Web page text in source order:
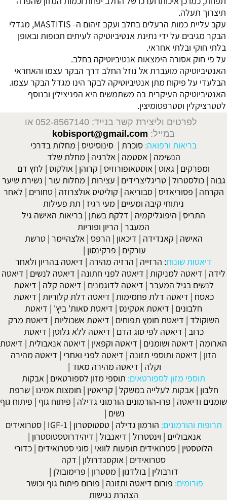
תיצרוך תעלה.
עקב עליית כמות הרעלים בחלב ועקב זיהום ה- MASTITIS, מגדלי
הבקר מגיבים על ידי נתינת אנטיביוטיקה לעיתים תכופות ובאופן
בלתי חוקי ובלתי אחראי.
על פי חוק אסורה הימצאות אנטיביוטיקה בחלב.
האנטיביוטיקה מועברת אל נוזל החלב דרך הבקר עצמו והאחראי
הבלעדי על פיקוח מתן אנטיביוטיקה לבקר הינו מגדל הבקר עצמו.
האנטיביוטיקה העיקרית בה משתמשים היא הפניצילין ובנוסף
לטטרציקלין וסטרפטומיצין.
לפרטים וליצירת קשר בנייד: 052-8567140
או
במייל: kobisport@gmail.com
בריאות ורפואה: סוכרת | סינוסיטיס | מחלות בדרכי
הנשימה | אסטמה | אלרגיה | מחלת שלד
ומפרקים | גאוט | אוסטאופורוזיס | קרוהן | אולקוס | לחץ דם
גבוה |כולסטרול |טריגליצרידים | עצירות | מחלות עור | נשירת שיער
הקרחה | פסוריאזיס |סבוריאה | קוליטיס אולצרוזה |טחורים | לאחר
ניתוחי קיבה ומעיים | מעי רגיז | תת פעילות
התריס | היפוגליקמיה | דלקת בשתן | בריאות האישה גיל
המעבר | הריון ופוריות
האישה | קאנדידה | דיכאון | הרפס | אלצהיימר |טרשת
עורקים | פרקינסון |
דיאטות שונות: הרזייה | הרזיה מהירה | דיאטה בהריון ולאחר
לידה | דיאטה למניקות | דיאטה לפני חתונה | דיאטה לנשים | דיאטה
לנשים בגיל המעבר | דיאטה לדוגמנים | דיאטה קלה | דיאטת
כאסח | דיאטה דלת פחמימות | דיאטה דלת קלוריות | דיאטת
חלבונים | דיאטת אטקינס | דיאטת סאות' ביץ' | דיאטת
השוקולד | דיאטת חומץ תפוחים | דיאטת אשכוליות | דיאטת מרק
כרוב | דיאטה לפי סוג הדם | דיאטה ללא גלוטן | דיאטת
הארומה | דיאטה ושומנים | דיאטה וקפאין | דיאטה אנאבולית | דיאטת
הזון | דיאטה ותוספי תזונה | דיאטה לפני ואחרי | דיאטה מהירה
וקלה | דיאטה מהירה מאוד |
תוספי מזון לספורטאים: תוספי מזון לספורטאים | אבקות
חלבון | אבקות לעלייה במשקל | קריאטין | חומצות אמינו |שרפת
שומנים ודיאטה | פרו-הורמונים הורמוני גדילה | פיתוח גוף | פיתוח גוף
נשים |
תרופות והורמונים: הורמון גדילה |טסטוסטרון |
IGF-1
|סטרואידים
אנאבוליים | וינסטרול | דיאנבול | דיהידרוטסטוסטרון |
הלוטסטין | סטרואידים תופעות לוואי | סוגי סטרואידים | כדורי
סטרואידים | אוקסנדרולון | דקה
דורבולין | בולדנון | מסטרון | פרימובולן |
פורומים: פורום דיאטה ותזונה | פורום פיתוח גוף וכושר
הצהרת נגישות